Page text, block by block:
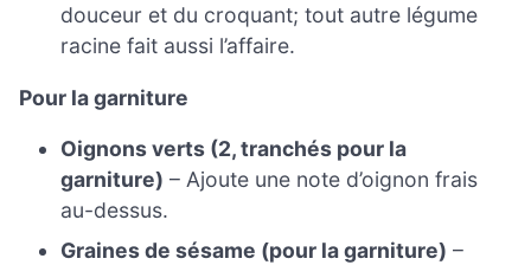
douceur et du croquant; tout autre légume
racine fait aussi l’affaire.
Pour la garniture
Oignons verts (2, tranchés pour la
garniture) – Ajoute une note d’oignon frais
au-dessus.
Graines de sésame (pour la garniture) –